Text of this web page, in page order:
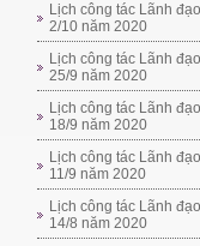
Lịch công tác Lãnh
2/10 năm 2020
Lịch công tác Lãnh
25/9 năm 2020
Lịch công tác Lãnh
18/9 năm 2020
Lịch công tác Lãnh
11/9 năm 2020
Lịch công tác Lãnh
14/8 năm 2020